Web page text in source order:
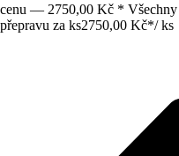
cenu — 2750,00 Kč * Všechny
přepravu za ks2750,00 Kč*/ ks